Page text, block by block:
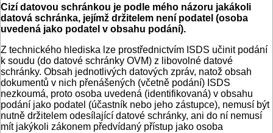
Cizí datovou schránkou je podle mého názoru jakákoli
datová schránka, jejímž držitelem není podatel (osoba
uvedená jako podatel v obsahu podání).
Z technického hlediska lze prostřednictvím ISDS učinit podání
k soudu (do datové schránky OVM) z libovolné datové
schránky. Obsah jednotlivých datových zpráv, natož obsah
dokumentů v nich přenášených (včetně podání) ISDS
nezkoumá, proto osoba uvedená (identifikovaná) v obsahu
podání jako podatel (účastník nebo jeho zástupce), nemusí být
nutně držitelem odesílající datové schránky, ani do ní nemusí
mít jakýkoli zákonem předvídaný přístup jako osoba